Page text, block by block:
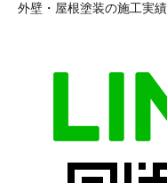
外壁・屋根塗装の施工実